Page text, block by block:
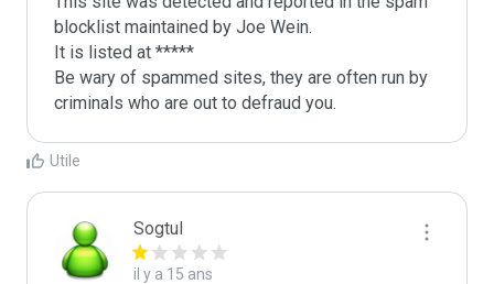
blocklist maintained by Joe Wein.
It is listed at *****
Be wary of spammed sites, they are often run by
criminals who are out to defraud you.
Utile
Sogtul
il y a 15 ans